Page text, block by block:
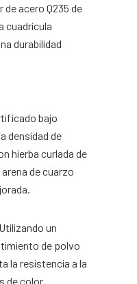
de acero Q235 de
cuadrícula
durabilidad
bajo
densidad de
hierba curlada de
de cuarzo
Utilizando un
de polvo
la resistencia a la
de color